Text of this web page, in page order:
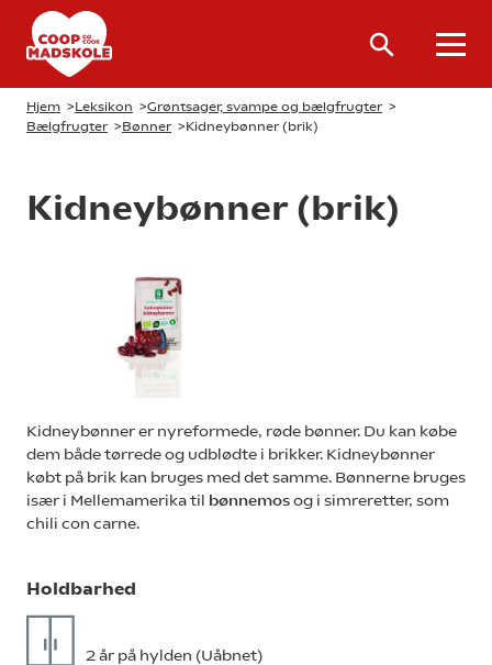
Hjem >Leksikon >Grøntsager, svampe og bælgfrugter >
Bælgfrugter >Bønner >Kidneybønner (brik)
Kidneybønner (brik)
Kidneybønner er nyreformede, røde bønner. Du kan købe
dem både tørrede og udblødte i brikker. Kidneybønner
købt på brik kan bruges med det samme. Bønnerne bruges
især i Mellemamerika til bønnemosog i simreretter, som
chili con carne.
Holdbarhed
2 år på hylden (Uåbnet)